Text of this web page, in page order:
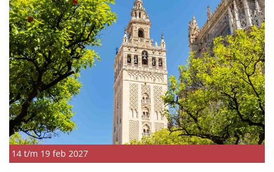
14 t/m 19 feb 2027